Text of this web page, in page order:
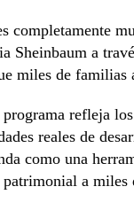
completamente
Sheinbaum a
miles de familias
programa refleja
reales de
como una
a miles